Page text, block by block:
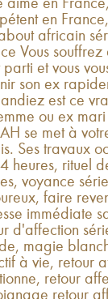
aimé en
en
africain
Vous
parti et vous
son ex
est ce
ou ex
se met à
Ses travaux
heures, rituel
voyance
faire
immédiate
d'affection
magie
à vie, retour
retour
retour